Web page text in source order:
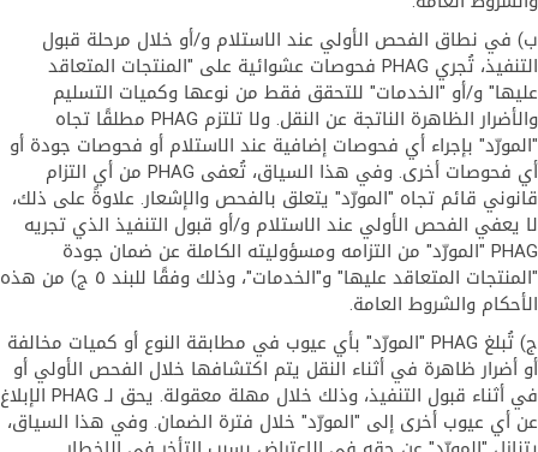
ب) في نطاق الفحص الأولي عند الاستلام و/أو خلال مرحلة قبول
التنفيذ، تُجري PHAG فحوصات عشوائية على "المنتجات المتعاقد
عليها" و/أو "الخدمات" للتحقق فقط من نوعها وكميات التسليم
والأضرار الظاهرة الناتجة عن النقل. ولا تلتزم PHAG مطلقًا تجاه
"المورّد" بإجراء أي فحوصات إضافية عند الاستلام أو فحوصات جودة أو
أي فحوصات أخرى. وفي هذا السياق، تُعفى PHAG من أي التزام
قانوني قائم تجاه "المورّد" يتعلق بالفحص والإشعار. علاوةً على ذلك،
لا يعفي الفحص الأولي عند الاستلام و/أو قبول التنفيذ الذي تجريه
PHAG "المورّد" من التزامه ومسؤوليته الكاملة عن ضمان جودة
"المنتجات المتعاقد عليها" و"الخدمات"، وذلك وفقًا للبند ٥ ج) من هذه
الأحكام والشروط العامة.
ج) تُبلغ PHAG "المورّد" بأي عيوب في مطابقة النوع أو كميات مخالفة
أو أضرار ظاهرة في أثناء النقل يتم اكتشافها خلال الفحص الأولي أو
في أثناء قبول التنفيذ، وذلك خلال مهلة معقولة. يحق لـ PHAG الإبلاغ
عن أي عيوب أخرى إلى "المورّد" خلال فترة الضمان. وفي هذا السياق،